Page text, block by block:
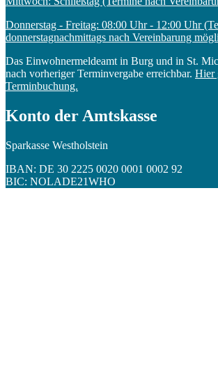
Donnerstag - Freitag: 08:00 Uhr - 12:00 Uhr
donnerstagnachmittags nach Vereinbarung
Das Einwohnermeldeamt in Burg und in St.
nach vorheriger Terminvergabe erreichbar. Hier
Terminbuchung.
Konto der Amtskasse
Sparkasse Westholstein
IBAN: DE 30 2225 0020 0001 0002 92
BIC: NOLADE21WHO